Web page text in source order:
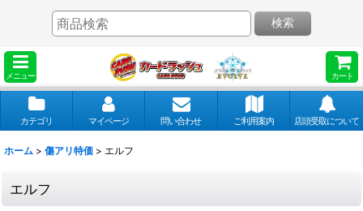
メニュー カート
検索
カテゴリ マイページ 問い合わせ ご利用案内 店頭受取について
ホーム > 傷アリ特価 > エルフ
エルフ